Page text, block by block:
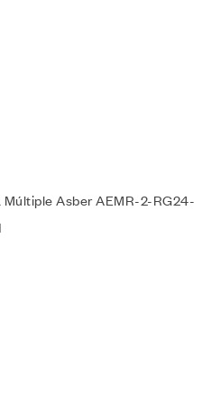
a la lista de deseos